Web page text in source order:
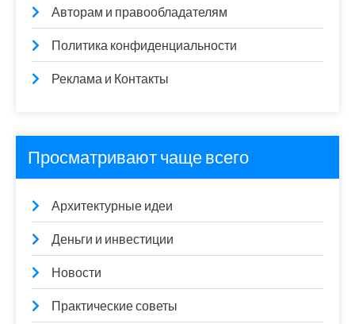
Авторам и правообладателям
Политика конфиденциальности
Реклама и Контакты
Просматривают чаще всего
Архитектурные идеи
Деньги и инвестиции
Новости
Практические советы